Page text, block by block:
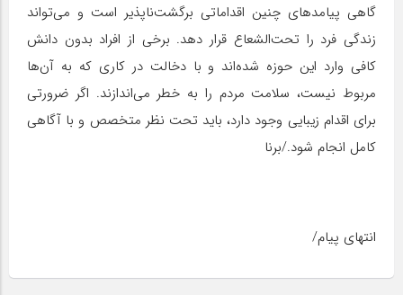
گاهی پیامدهای چنین اقداماتی برگشت‌ناپذیر است و می‌تواند
زندگی فرد را تحت‌الشعاع قرار دهد. برخی از افراد بدون دانش
کافی وارد این حوزه شده‌اند و با دخالت در کاری که به آن‌ها
مربوط نیست، سلامت مردم را به خطر می‌اندازند. اگر ضرورتی
برای اقدام زیبایی وجود دارد، باید تحت نظر متخصص و با آگاهی
کامل انجام شود./برنا
انتهای پیام/